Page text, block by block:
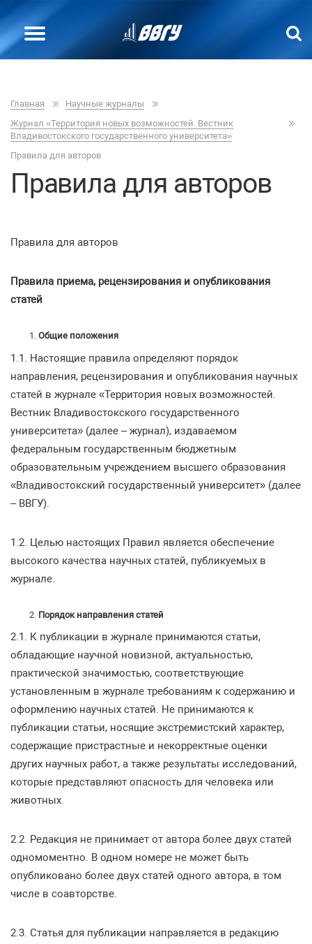
Главная
Научные журналы
Журнал «Территория новых возможностей. Вестник
Владивостокского государственного университета»
Правила для авторов
Правила для авторов
Правила для авторов
Правила приема, рецензирования и опубликования
статей
Общие положения
1.1. Настоящие правила определяют порядок
направления, рецензирования и опубликования научных
статей в журнале «Территория новых возможностей.
Вестник Владивостокского государственного
университета» (далее – журнал), издаваемом
федеральным государственным бюджетным
образовательным учреждением высшего образования
«Владивостокский государственный университет» (далее
– ВВГУ).
1.2. Целью настоящих Правил является обеспечение
высокого качества научных статей, публикуемых в
журнале.
Порядок направления статей
2.1. К публикации в журнале принимаются статьи,
обладающие научной новизной, актуальностью,
практической значимостью, соответствующие
установленным в журнале требованиям к содержанию и
оформлению научных статей. Не принимаются к
публикации статьи, носящие экстремистский характер,
содержащие пристрастные и некорректные оценки
других научных работ, а также результаты исследований,
которые представляют опасность для человека или
животных.
2.2. Редакция не принимает от автора более двух статей
одномоментно. В одном номере не может быть
опубликовано более двух статей одного автора, в том
числе в соавторстве.
2.3. Статья для публикации направляется в редакцию